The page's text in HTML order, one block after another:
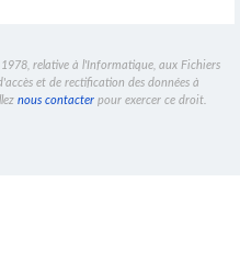
relative à l'Informatique, aux Fichiers
et de rectification des données à
nous contacterpour exercer ce droit.